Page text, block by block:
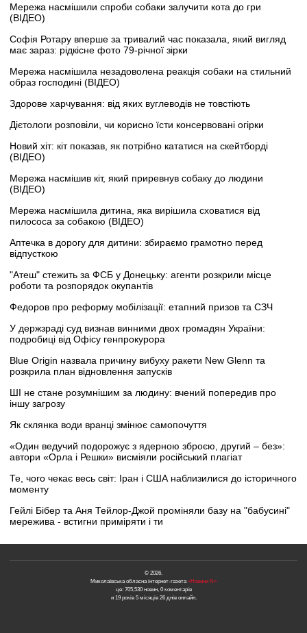
Мережа насмішили спроби собаки залучити кота до гри
(ВІДЕО)
Софія Ротару вперше за тривалий час показала, який вигляд
має зараз: рідкісне фото 79-річної зірки
Мережа насмішила незадоволена реакція собаки на стильний
образ господині (ВІДЕО)
Здорове харчування: від яких вуглеводів не товстіють
Дієтологи розповіли, чи корисно їсти консервовані огірки
Новий хіт: кіт показав, як потрібно кататися на скейтборді
(ВІДЕО)
Мережа насмішив кіт, який приревнув собаку до людини
(ВІДЕО)
Мережа насмішила дитина, яка вирішила сховатися від
пилососа за собакою (ВІДЕО)
Аптечка в дорогу для дитини: збираємо грамотно перед
відпусткою
"Атеш" стежить за ФСБ у Донецьку: агенти розкрили місце
роботи та розпорядок окупантів
Федоров про реформу мобілізації: етапний призов та СЗЧ
У держзраді суд визнав винними двох громадян України:
подробиці від Офісу генпрокурора
Blue Origin назвала причину вибуху ракети New Glenn та
розкрила план відновлення запусків
ШІ не стане розумнішим за людину: вчений попередив про
іншу загрозу
Як склянка води вранці змінює самопочуття
«Один ведучий подорожує з ядерною зброєю, другий – без»:
автори «Орла і Решки» висміяли російський плагіат
Те, чого чекає весь світ: Іран і США наблизилися до історичного
моменту
Гейлі Бібер та Аня Тейлор-Джой проміняли базу на "бабусині"
мережива - встигни приміряти і ти
© 2026.
Миколаївська обласна інтернет-газета «Новини N»
це: 705,530 новин, 0 коментарів
и 19 років 5 місяців 26 днів онлайн.